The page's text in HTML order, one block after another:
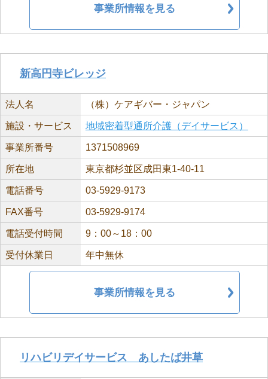
事業所情報を見る
新高円寺ビレッジ
法人名 （株）ケアギバー・ジャパン
施設・サービス 地域密着型通所介護（デイサービス）
事業所番号 1371508969
所在地 東京都杉並区成田東1-40-11
電話番号 03-5929-9173
FAX番号 03-5929-9174
電話受付時間 9：00～18：00
受付休業日 年中無休
事業所情報を見る
リハビリデイサービス あしたば井草